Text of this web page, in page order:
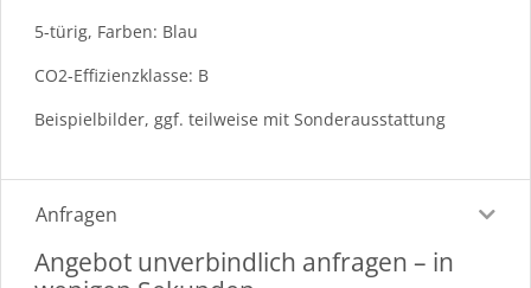
5-türig, Farben: Blau
CO2-Effizienzklasse: B
Beispielbilder, ggf. teilweise mit Sonderausstattung
Anfragen
Angebot unverbindlich anfragen – in